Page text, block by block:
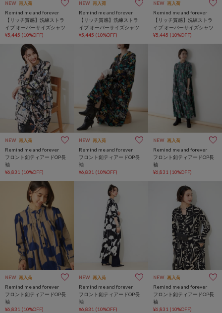
NEW 再入荷
Remind me and forever
【リッチ質感】洗練ストラ
イプ オーバーサイズシャツ
¥5,445 (10%OFF)
NEW 再入荷
Remind me and forever
【リッチ質感】洗練ストラ
イプ オーバーサイズシャツ
¥5,445 (10%OFF)
NEW 再入荷
Remind me and forever
【リッチ質感】洗練ストラ
イプ オーバーサイズシャツ
¥5,445 (10%OFF)
NEW 再入荷
Remind me and forever
フロント釦ティアードOP長
袖
¥6,831 (10%OFF)
NEW 再入荷
Remind me and forever
フロント釦ティアードOP長
袖
¥6,831 (10%OFF)
NEW 再入荷
Remind me and forever
フロント釦ティアードOP長
袖
¥6,831 (10%OFF)
NEW 再入荷
Remind me and forever
フロント釦ティアードOP長
袖
¥6,831 (10%OFF)
NEW 再入荷
Remind me and forever
フロント釦ティアードOP長
袖
¥6,831 (10%OFF)
NEW 再入荷
Remind me and forever
フロント釦ティアードOP長
袖
¥6,831 (10%OFF)